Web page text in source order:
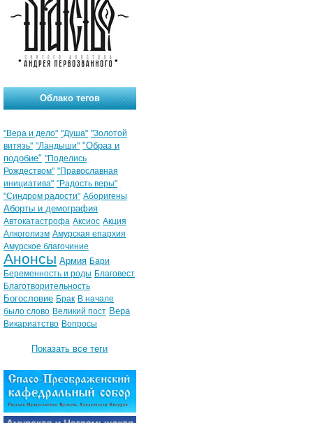
Облако тегов
"Вера и дело" "Душа" "Золотой
витязь" "Ландыши" "Образ и
подобие" "Поделись
Рождеством" "Православная
инициатива" "Радость веры"
"Синдром радости" Аборигены
Аборты и демография
Автокатастрофа Аксиос Акция
Алкоголизм Амурская епархия
Амурское благочиние
Анонсы Армия Бари
Беременность и роды Благовест
Благотворительность
Богословие Брак В начале
было слово Великий пост Вера
Викариатство Вопросы
Показать все теги